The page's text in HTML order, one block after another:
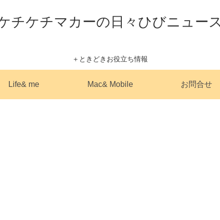
チケチマカーの日々ひびニュース
＋ときどきお役立ち情報
Life& me Mac& Mobile お問合せ